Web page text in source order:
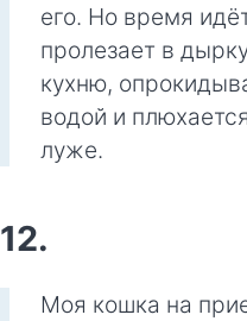
его. Но время
пролезает в
кухню,
водой и
луже.
12.
Моя кошка на